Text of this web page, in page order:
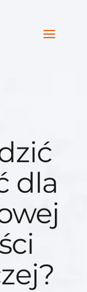
dla